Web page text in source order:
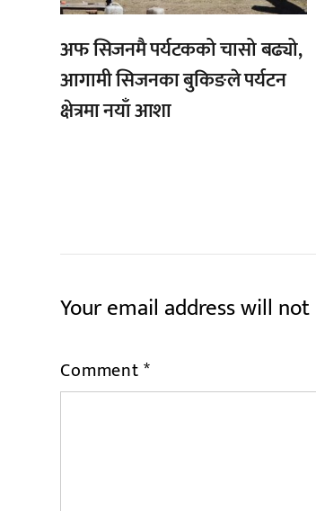
अफ सिजनमै पर्यटकको चासो बढ्यो,
आगामी सिजनका बुकिङले पर्यटन
क्षेत्रमा नयाँ आशा
Your email address will
Comment*